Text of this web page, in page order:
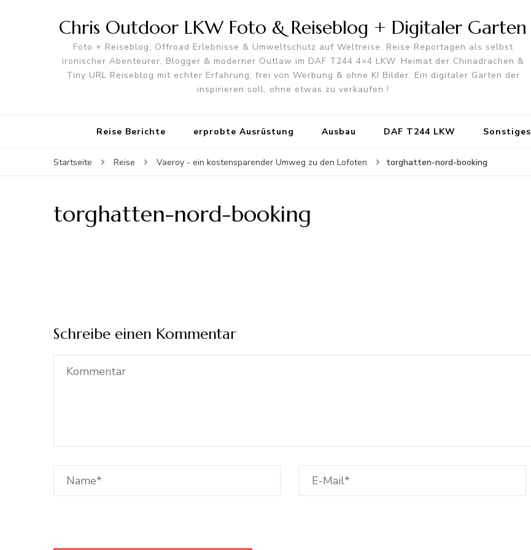
Chris Outdoor LKW Foto & Reiseblog + Digitaler Garten
Foto + Reiseblog, Offroad Erlebnisse & Umweltschutz auf Weltreise. Reise Reportagen als selbst
ironischer Abenteurer, Blogger & moderner Outlaw im DAF T244 4×4 LKW. Heimat der Chinadrachen &
Tiny URL Reiseblog mit echter Erfahrung, frei von Werbung & ohne KI Bilder. Ein digitaler Garten der
inspirieren soll, ohne etwas zu verkaufen !
Reise Berichte erprobte Ausrüstung Ausbau DAF T244 LKW Sonstiges
Startseite Reise Vaeroy - ein kostensparender Umweg zu den Lofoten torghatten-nord-booking
torghatten-nord-booking
Schreibe einen Kommentar